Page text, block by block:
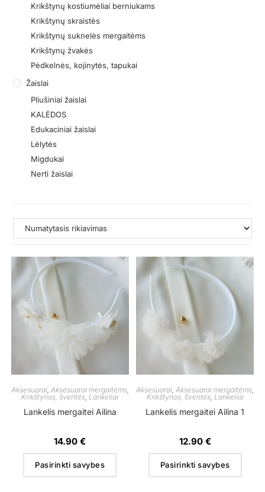
Krikštynų kostiumėliai berniukams
Krikštynų skraistės
Krikštynų suknelės mergaitėms
Krikštynų žvakės
Pėdkelnės, kojinytės, tapukai
Žaislai
Pliušiniai žaislai
KALĖDOS
Edukaciniai žaislai
Lėlytės
Migdukai
Nerti žaislai
Aksesuarai, Aksesuarai mergaitėms,
Krikštynos, šventės Lankeliai
Lankelis mergaitei Ailina
14.90€
Pasirinkti savybes
Aksesuarai ,Aksesuarai mergaitėms
Krikštynos, šventės, Lankeliai
Lankelis mergaitei Ailina 1
12.90 €
Pasirinkti savybes